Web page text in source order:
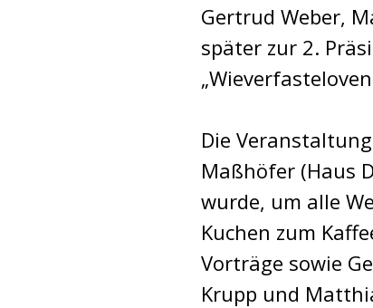
Gertrud Weber,
später zur 2.
Die
Maßhöfer (Haus
wurde, um alle
Kuchen zum
Vorträge sowie
Krupp und